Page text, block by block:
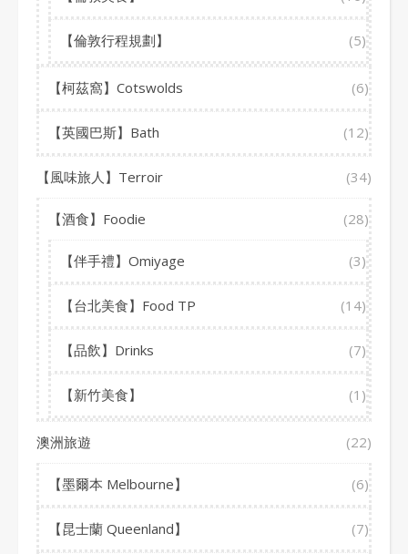
【倫敦行程規劃】 (5)
【柯茲窩】Cotswolds (6)
【英國巴斯】Bath (12)
【風味旅人】Terroir (34)
【酒食】Foodie (28)
【伴手禮】Omiyage (3)
【台北美食】Food TP (14)
【品飲】Drinks (7)
【新竹美食】 (1)
澳洲旅遊 (22)
【墨爾本 Melbourne】 (6)
【昆士蘭 Queenland】 (7)